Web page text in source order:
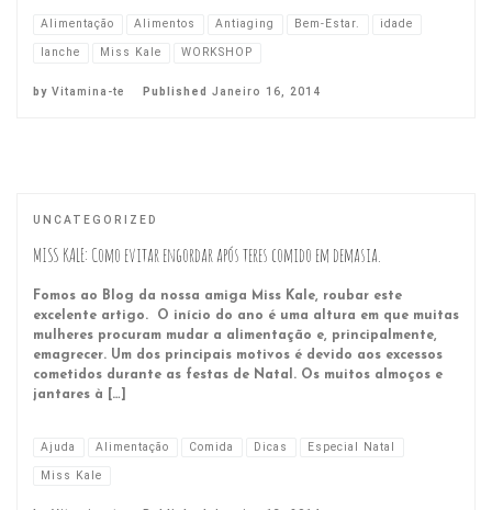
Alimentação Alimentos Antiaging Bem-Estar.
idade
lanche
Miss Kale WORKSHOP
by Vitamina-te Published Janeiro 16, 2014
UNCATEGORIZED
MISS KALE: Como evitar engordar após teres comido em demasia.
Fomos ao Blog da nossa amiga Miss Kale, roubar este
excelente artigo. O início do ano é uma altura em que muitas
mulheres procuram mudar a alimentação e, principalmente,
emagrecer. Um dos principais motivos é devido aos excessos
cometidos durante as festas de Natal. Os muitos almoços e
jantares à […]
Ajuda Alimentação Comida Dicas
Especial Natal
Miss Kale